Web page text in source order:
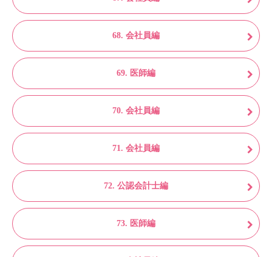
68. 会社員編
69. 医師編
70. 会社員編
71. 会社員編
72. 公認会計士編
73. 医師編